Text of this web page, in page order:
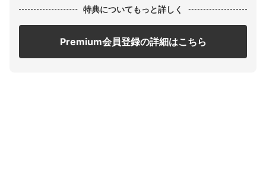
特典についてもっと詳しく
Premium会員登録の詳細はこちら